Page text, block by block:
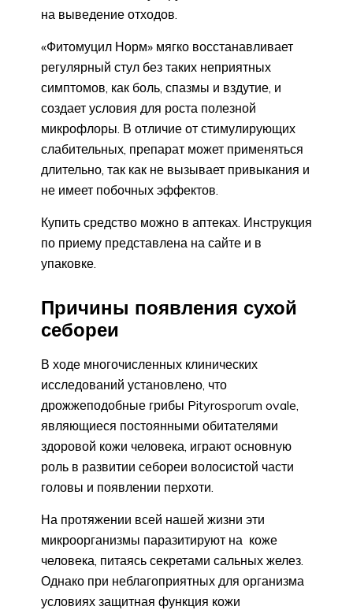
на выведение отходов.
«Фитомуцил Норм» мягко восстанавливает
регулярный стул без таких неприятных
симптомов, как боль, спазмы и вздутие, и
создает условия для роста полезной
микрофлоры. В отличие от стимулирующих
слабительных, препарат может применяться
длительно, так как не вызывает привыкания и
не имеет побочных эффектов.
Купить средство можно в аптеках. Инструкция
по приему представлена на сайте и в
упаковке.
Причины появления сухой
себореи
В ходе многочисленных клинических
исследований установлено, что
дрожжеподобные грибы Pityrosporum ovale,
являющиеся постоянными обитателями
здоровой кожи человека, играют основную
роль в развитии себореи волосистой части
головы и появлении перхоти.
На протяжении всей нашей жизни эти
микроорганизмы паразитируют на коже
человека, питаясь секретами сальных желез.
Однако при неблагоприятных для организма
условиях защитная функция кожи